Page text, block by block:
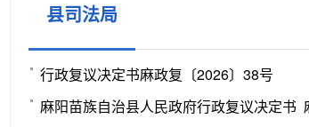
县司法局
行政复议决定书麻政复〔2026〕38号
麻阳苗族自治县人民政府行政复议决定书